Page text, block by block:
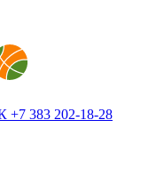
+7 383 202-18-28